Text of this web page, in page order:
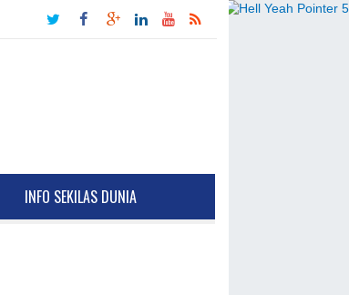
INFO SEKILAS DUNIA